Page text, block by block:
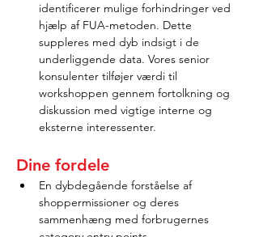
identificerer mulige forhindringer ved
hjælp af FUA-metoden. Dette
suppleres med dyb indsigt i de
underliggende data. Vores senior
konsulenter tilføjer værdi til
workshoppen gennem fortolkning og
diskussion med vigtige interne og
eksterne interessenter.
Dine fordele
En dybdegående forståelse af
shoppermissioner og deres
sammenhæng med forbrugernes